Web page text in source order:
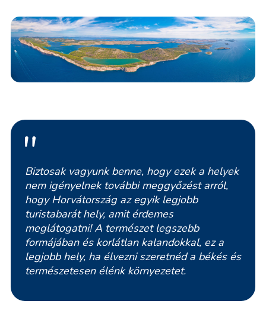
Biztosak vagyunk benne, hogy ezek a helyek
nem igényelnek további meggyőzést arról,
hogy Horvátország az egyik legjobb
turistabarát hely, amit érdemes
meglátogatni! A természet legszebb
formájában és korlátlan kalandokkal, ez a
legjobb hely, ha élvezni szeretnéd a békés és
természetesen élénk környezetet.